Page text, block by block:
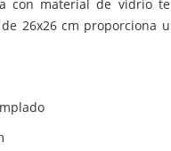
con material de vidrio
26x26 cm proporciona